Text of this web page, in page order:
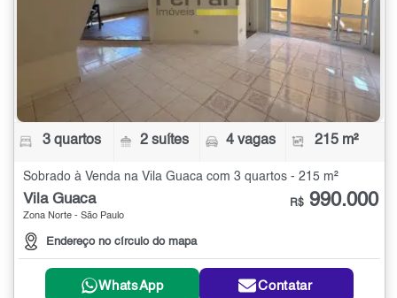
3 quartos 2 suítes 4 vagas 215 m²
Sobrado à Venda na Vila Guaca com 3 quartos - 215 m²
Vila Guaca
Zona Norte - São Paulo
Endereço no círculo do mapa
R$ 990.000
WhatsApp Contatar